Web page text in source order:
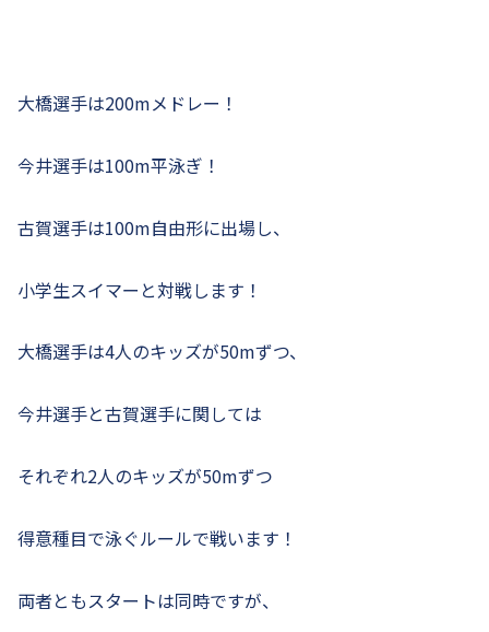
大橋選手は200mメドレー！
今井選手は100m平泳ぎ！
古賀選手は100m自由形に出場し、
小学生スイマーと対戦します！
大橋選手は4人のキッズが50mずつ、
今井選手と古賀選手に関しては
それぞれ2人のキッズが50mずつ
得意種目で泳ぐルールで戦います！
両者ともスタートは同時ですが、